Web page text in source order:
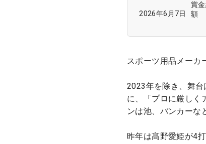
2026年6月7日
賞
額
スポーツ用品メーカ
2023年を除き、舞
に、「プロに厳しく
ンは池、バンカーな
昨年は髙野愛姫が4